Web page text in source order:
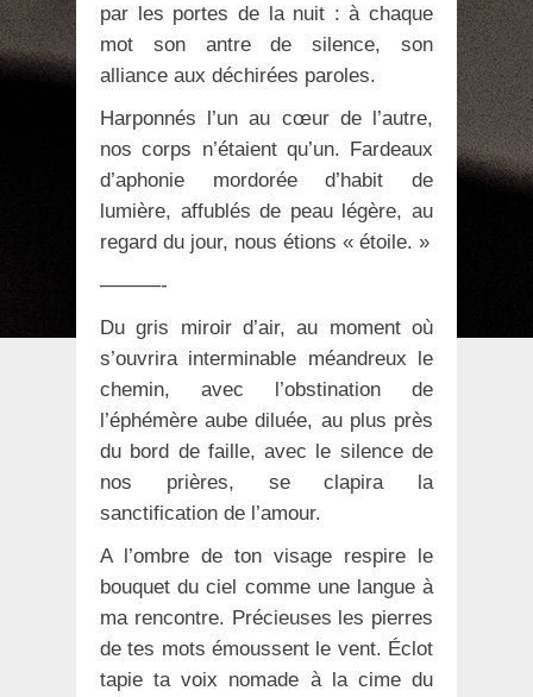
par les portes de la nuit : à chaque
mot son antre de silence, son
alliance aux déchirées paroles.
Harponnés l’un au cœur de l’autre,
nos corps n’étaient qu’un. Fardeaux
d’aphonie mordorée d’habit de
lumière, affublés de peau légère, au
regard du jour, nous étions « étoile. »
———-
Du gris miroir d’air, au moment où
s’ouvrira interminable méandreux le
chemin, avec l’obstination de
l’éphémère aube diluée, au plus près
du bord de faille, avec le silence de
nos prières, se clapira la
sanctification de l’amour.
A l’ombre de ton visage respire le
bouquet du ciel comme une langue à
ma rencontre. Précieuses les pierres
de tes mots émoussent le vent. Éclot
tapie ta voix nomade à la cime du